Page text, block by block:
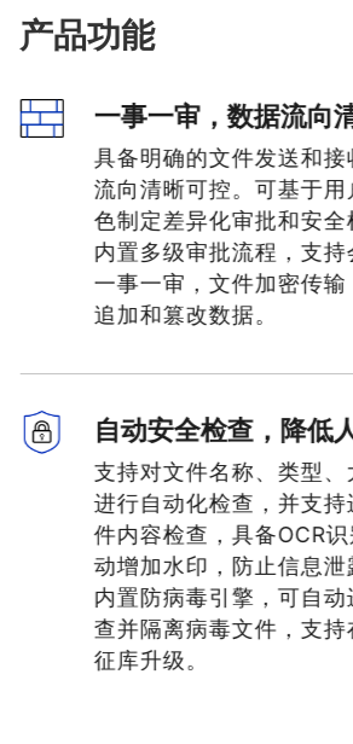
产品功能
一事一审，数据流向
具备明确的文件发送和接
流向清晰可控。可基于用
色制定差异化审批和安全
内置多级审批流程，支持
一事一审，文件加密传输
追加和篡改数据。
自动安全检查，降低
支持对文件名称、类型、
进行自动化检查，并支持
件内容检查，具备OCR
动增加水印，防止信息泄
内置防病毒引擎，可自动
查并隔离病毒文件，支持
征库升级。